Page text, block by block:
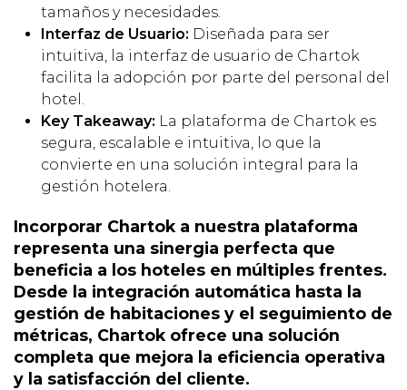
tamaños y necesidades.
Interfaz de Usuario: Diseñada para ser
intuitiva, la interfaz de usuario de Chartok
facilita la adopción por parte del personal del
hotel.
Key Takeaway: La plataforma de Chartok es
segura, escalable e intuitiva, lo que la
convierte en una solución integral para la
gestión hotelera.
Incorporar Chartok a nuestra plataforma
representa una sinergia perfecta que
beneficia a los hoteles en múltiples frentes.
Desde la integración automática hasta la
gestión de habitaciones y el seguimiento de
métricas, Chartok ofrece una solución
completa que mejora la eficiencia operativa
y la satisfacción del cliente.